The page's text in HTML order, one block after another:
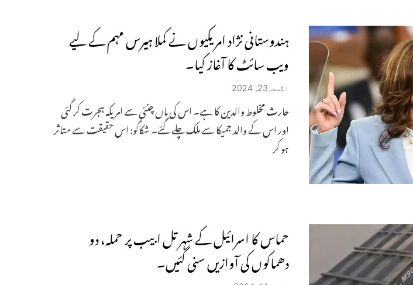
ہندوستانی نژاد امریکیوں نے کملا ہیرس مہم کے لیے
ویب سائٹ کا آغاز کیا۔
اگست 23, 2024
حارث مخلوط والدین کا ہے۔ اس کی ماں چنئی سے امریکہ ہجرت کر گئی
اور اس کے والد جمیکا سے ملک چلے گئے۔ شکاگو: اس حقیقت سے متاثر
ہو کر
حماس کا اسرائیل کے شہر تل ابیب پر حملہ، دو
دھماکوں کی آوازیں سنی گئیں۔